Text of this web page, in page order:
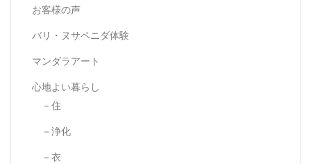
お客様の声
バリ・ヌサペニダ体験
マンダラアート
心地よい暮らし
－住
－浄化
－衣